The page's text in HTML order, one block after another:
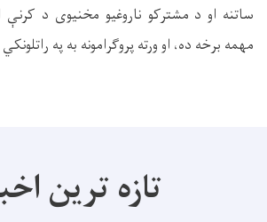
ساتنه او د مشترکو ناروغیو مخنیوی د کرنې
مهمه برخه ده، او ورته پروګرامونه به په
تازه ترین